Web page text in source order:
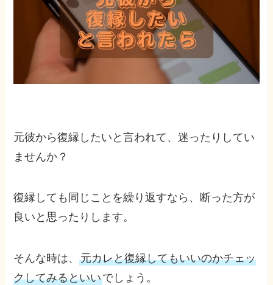
元彼から復縁したいと言われて、迷ったりしてい
ませんか？
復縁しても同じことを繰り返すなら、断った方が
良いと思ったりします。
そんな時は、元カレと復縁してもいいのかチェッ
クしてみるといいでしょう。